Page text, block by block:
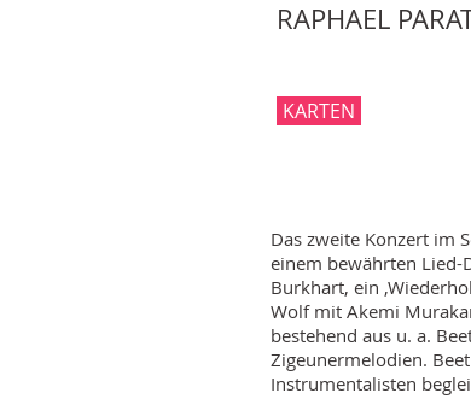
KARTEN
RAPHAEL
Das zweite Konzert im
einem bewährten Lied-
Burkhart, ein
Wolf mit Akemi
bestehend aus u. a.
Zigeunermelodien.
Instrumentalisten